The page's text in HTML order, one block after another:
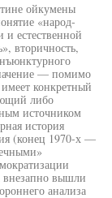
ойкумены
«народ-
и естественной
вторичность,
— помимо
конкретный
либо
источником
история
(конец 1970-х —
внезапно вышли
анализа